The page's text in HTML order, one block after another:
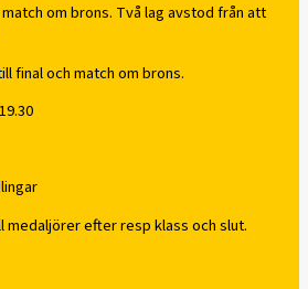
om brons. Två lag avstod från att
final och match om brons.
efter resp klass och slut.